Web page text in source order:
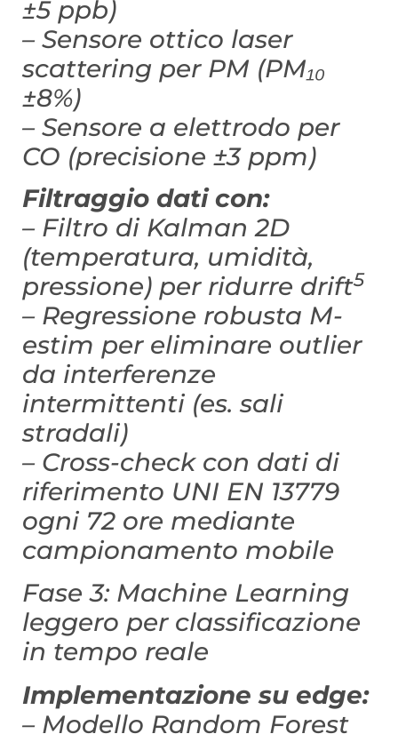
±5 ppb)
– Sensore ottico laser
scattering per PM (PM₁₀
±8%)
– Sensore a elettrodo per
CO (precisione ±3 ppm)
Filtraggio dati con:
– Filtro di Kalman 2D
(temperatura, umidità,
pressione) per ridurre drift5
– Regressione robusta M-
estim per eliminare outlier
da interferenze
intermittenti (es. sali
stradali)
– Cross-check con dati di
riferimento UNI EN 13779
ogni 72 ore mediante
campionamento mobile
Fase 3: Machine Learning
leggero per classificazione
in tempo reale
Implementazione su edge:
– Modello Random Forest